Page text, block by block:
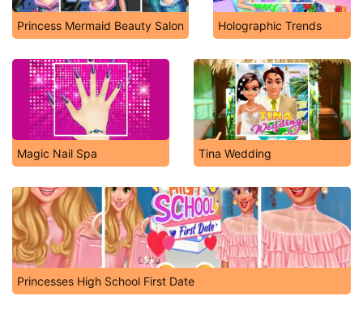
Princess Mermaid Beauty Salon Holographic Trends
Magic Nail Spa Tina Wedding
Princesses High School First Date